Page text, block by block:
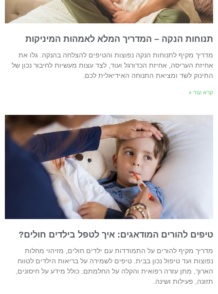
הנקה – המדריך המלא לאמהות המיניקות
מקיף לתנוחות הנקה נפוצות והטיפים להצלחה בהנקה. גלו את
העריסה, אחיזת הכדורגל ועוד, לצד עצות מעשיות לחיבור נכון של
לשד ומציאת התנוחה האידיאלית לכם.
עוד »
להורים המודאגים: איך לטפל בילדים חולים?
מקיף להורים על התמודדות עם ילדים חולים, מזיהוי מחלות
ועד טיפול נכון בבית. טיפים לשמירה על בריאות הילדים לטווח
מתן עזרה רפואית והקלה על החלמתם. כולל מידע על חיסונים,
פעילות ושינה.